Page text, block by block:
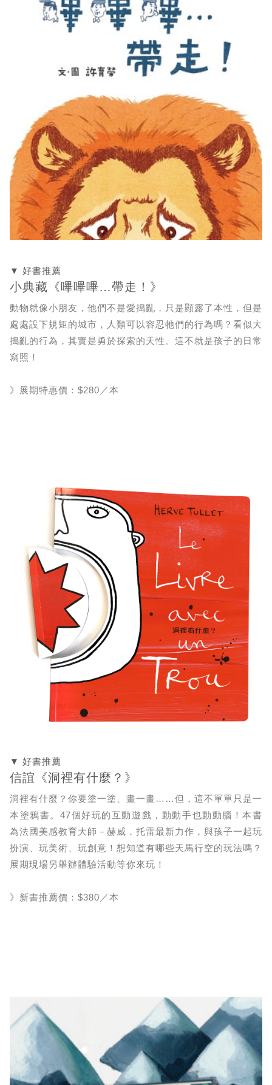
▼ 好書推薦
小典藏《嗶嗶嗶…帶走！》
動物就像小朋友，他們不是愛搗亂，只是顯露了本性，但是
處處設下規矩的城市，人類可以容忍牠們的行為嗎？看似大
搗亂的行為，其實是勇於探索的天性。這不就是孩子的日常
寫照！
》展期特惠價：$280／本
▼ 好書推薦
信誼《洞裡有什麼？》
洞裡有什麼？你要塗一塗、畫一畫……但，這不單單只是一
本塗鴉書。47個好玩的互動遊戲，動動手也動動腦！本書
為法國美感教育大師－赫威．托雷最新力作，與孩子一起玩
扮演、玩美術、玩創意！想知道有哪些天馬行空的玩法嗎？
展期現場另舉辦體驗活動等你來玩！
》新書推薦價：$380／本